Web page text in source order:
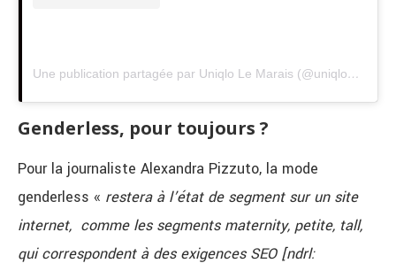
Une publication partagée par Uniqlo Le Marais (@uniqlo_le_marais)
Genderless, pour toujours ?
Pour la journaliste Alexandra Pizzuto, la mode
genderless « restera à l’état de segment sur un site
internet, comme les segments maternity, petite, tall,
qui correspondent à des exigences SEO [ndrl: